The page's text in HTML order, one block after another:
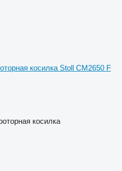
косилка Stoll CM2650 F
косилка